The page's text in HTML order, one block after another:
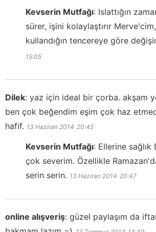
Kevserin Mutfağı: Islattığın
sürer, işini kolaylaştırır
kullandığın tencereye göre
15:05
Dilek: yaz için ideal bir çorba. akşam
ben çok beğendim eşim çok haz
hafif. 13 Haziran 2014 20:45
Kevserin Mutfağı: Ellerine
çok severim. Özellikle
serin serin. 13 Haziran 2014 20:47
online alışveriş: güzel paylaşım da